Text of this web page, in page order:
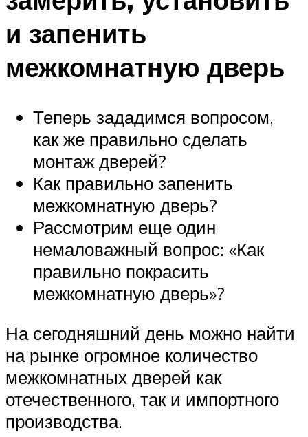
и запенить
межкомнатную дверь
Теперь зададимся вопросом,
как же правильно сделать
монтаж дверей?
Как правильно запенить
межкомнатную дверь?
Рассмотрим еще один
немаловажный вопрос: «Как
правильно покрасить
межкомнатную дверь»?
На сегодняшний день можно найти
на рынке огромное количество
межкомнатных дверей как
отечественного, так и импортного
производства.